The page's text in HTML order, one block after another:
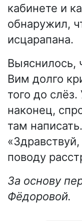
кабинете и
обнаружил,
исцарапана.
Выяснилось,
Вим долго
того до
наконец,
там
поводу
За основу
Фёдоровой.